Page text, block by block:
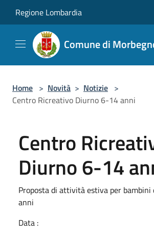
Regione Lombardia
Comune di
Home > Novità > Notizie >
Centro Ricreativo Diurno 6-14 anni
Centro
Diurno 6-14
Proposta di attività estiva per bambini
anni
Data :